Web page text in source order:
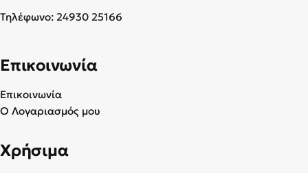
Τηλέφωνο: 24930 25166
Επικοινωνία
Επικοινωνία
Ο Λογαριασμός μου
Χρήσιμα